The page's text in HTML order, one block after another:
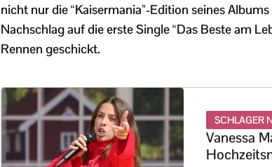
nicht nur die “Kaisermania”-Edition seines
Nachschlag auf die erste Single “Das Beste am
Rennen geschickt.
SCHLAGER
Vanessa